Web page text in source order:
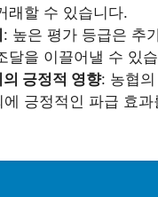
래할 수 있습니다.
: 높은 평가 등급은 추
달을 이끌어낼 수 있
긍정적 영향: 농협
에 긍정적인 파급 효과